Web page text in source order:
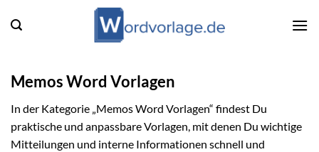
Inhalt
Memos Word Vorlagen
In der Kategorie „Memos Word Vorlagen“ findest Du
praktische und anpassbare Vorlagen, mit denen Du wichtige
Mitteilungen und interne Informationen schnell und